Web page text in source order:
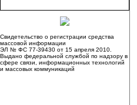
Свидетельство о регистрации средства
массовой информации
ЭЛ № ФС 77-39430 от 15 апреля 2010.
Выдано федеральной службой по надзору в
сфере связи, информационных технологий
и массовых коммуникаций